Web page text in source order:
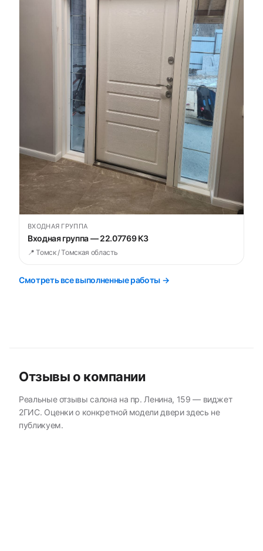
ВХОДНАЯ ГРУППА
Входная группа — 22.07769 К3
📍 Томск / Томская область
Смотреть все выполненные работы →
Отзывы о компании
Реальные отзывы салона на пр. Ленина, 159 — виджет
2ГИС. Оценки о конкретной модели двери здесь не
публикуем.